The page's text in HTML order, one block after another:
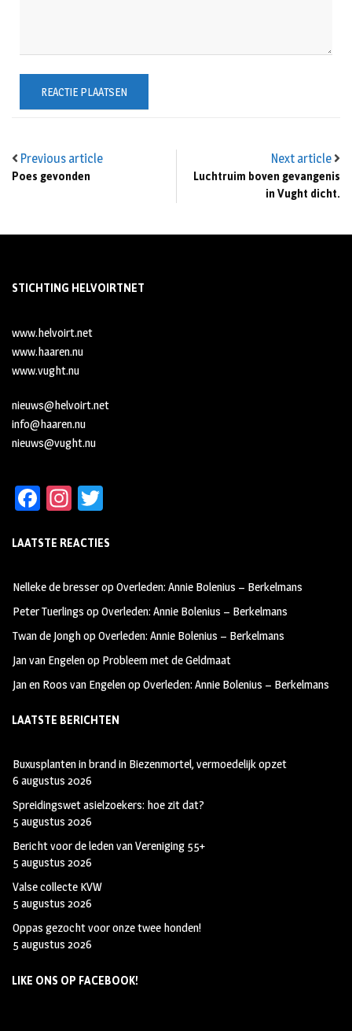
Previous article
Poes gevonden
Next article
Luchtruim boven gevangenis
in Vught dicht.
STICHTING HELVOIRTNET
www.helvoirt.net
www.haaren.nu
www.vught.nu
nieuws@helvoirt.net
info@haaren.nu
nieuws@vught.nu
Fa
b
oo
k
In
ag
m
tt
LAATSTE REACTIES
Nelleke de bresseropOverleden: Annie Bolenius – Berkelmans
Peter Tuerlings opOverleden: Annie Bolenius – Berkelmans
Twan de JonghopOverleden: Annie Bolenius – Berkelmans
Jan van Engelenop Probleem met de Geldmaat
Jan en Roos van EngelenopOverleden: Annie Bolenius – Berkelmans
LAATSTE BERICHTEN
Buxusplanten in brand in Biezenmortel, vermoedelijk opzet
6 augustus 2026
Spreidingswet asielzoekers: hoe zit dat?
5 augustus 2026
Bericht voor de leden van Vereniging 55+
5 augustus 2026
Valse collecte KVW
5 augustus 2026
Oppas gezocht voor onze twee honden!
5 augustus 2026
LIKE ONS OP FACEBOOK!